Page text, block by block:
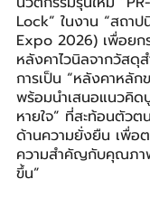
Lock” ในงาน “สถา
Expo 2026) เพื่อยก
หลังคาไวนิลจากวัสดุ
การเป็น “หลังคาหลัก
พร้อมนำเสนอแนวคิด
หายใจ” ที่สะท้อนตัว
ด้านความยั่งยืน เพื่อ
ความสำคัญกับคุณภา
ขึ้น”